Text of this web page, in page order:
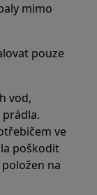
mimo
pouze
vod,
ve
poškodit
na